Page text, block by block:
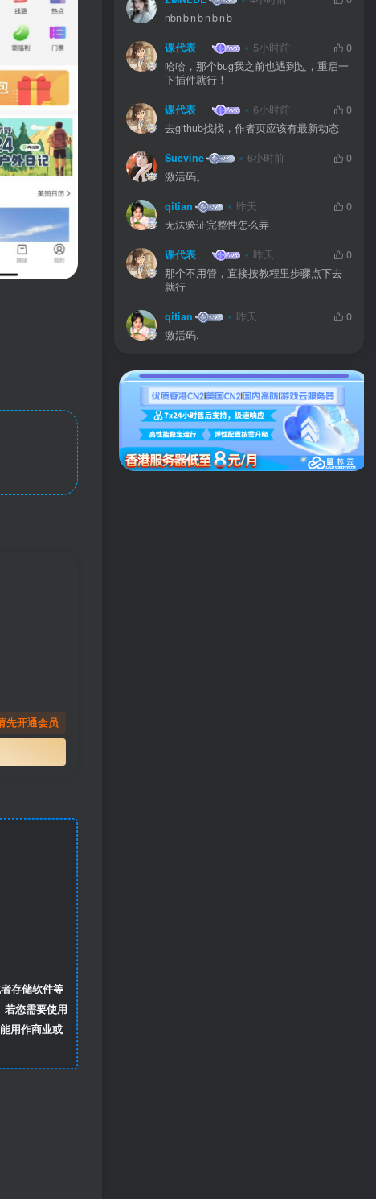
先开通会员
存储软件等
若您需要使用
用作商业或
nbn b n b n b n b
课代表 5小时前
0
哈哈，那个bug我之前也遇到过，重启一
下插件就行！
课代表 6小时前
0
去github找找，作者页应该有最新动态
Suevine 6小时前
0
激活码。
qitian 昨天
0
无法验证完整性怎么弄
课代表 昨天
0
那个不用管，直接按教程里步骤点下去
就行
qitian 昨天
0
激活码.